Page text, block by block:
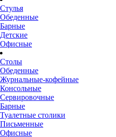
Стулья
Обеденные
Барные
Детские
Офисные
Столы
Обеденные
Журнальные-кофейные
Консольные
Сервировочные
Барные
Туалетные столики
Письменные
Офисные